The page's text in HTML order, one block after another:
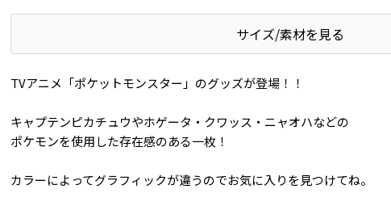
サイズ/素材を見る
TVアニメ「ポケットモンスター」のグッズが登場！！
キャプテンピカチュウやホゲータ・クワッス・ニャオハなどの
ポケモンを使用した存在感のある一枚！
カラーによってグラフィックが違うのでお気に入りを見つけてね。